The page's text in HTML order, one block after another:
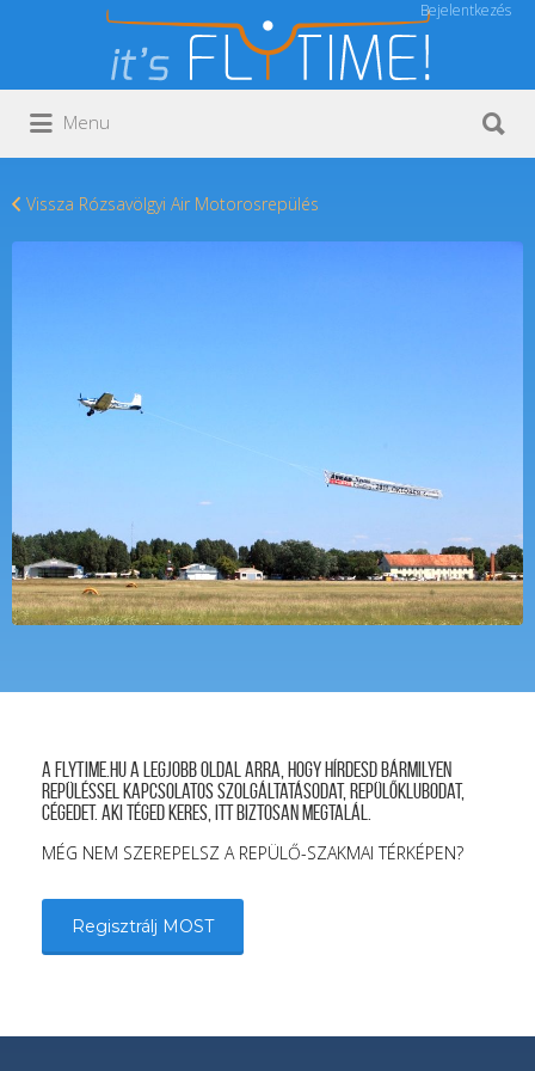
Bejelentkezés
Keresés:
Menu
Vissza Rózsavölgyi Air Motorosrepülés
A FLYTIME.HU a legjobb oldal arra, hogy hírdesd bármilyen
repüléssel kapcsolatos szolgáltatásodat, repülőklubodat,
cégedet. Aki téged keres, itt biztosan megtalál.
MÉG NEM SZEREPELSZ A REPÜLŐ-SZAKMAI TÉRKÉPEN?
Regisztrálj MOST